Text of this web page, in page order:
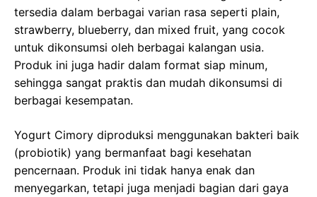
tersedia dalam berbagai varian rasa seperti plain,
strawberry, blueberry, dan mixed fruit, yang cocok
untuk dikonsumsi oleh berbagai kalangan usia.
Produk ini juga hadir dalam format siap minum,
sehingga sangat praktis dan mudah dikonsumsi di
berbagai kesempatan.
Yogurt Cimory diproduksi menggunakan bakteri baik
(probiotik) yang bermanfaat bagi kesehatan
pencernaan. Produk ini tidak hanya enak dan
menyegarkan, tetapi juga menjadi bagian dari gaya